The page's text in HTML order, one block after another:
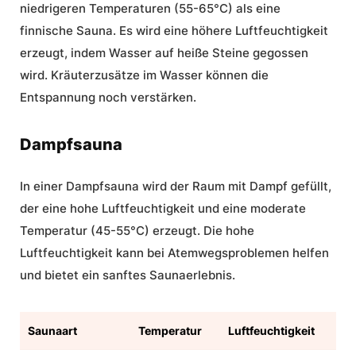
niedrigeren Temperaturen (55-65°C) als eine
finnische Sauna. Es wird eine höhere Luftfeuchtigkeit
erzeugt, indem Wasser auf heiße Steine gegossen
wird. Kräuterzusätze im Wasser können die
Entspannung noch verstärken.
Dampfsauna
In einer Dampfsauna wird der Raum mit Dampf gefüllt,
der eine hohe Luftfeuchtigkeit und eine moderate
Temperatur (45-55°C) erzeugt. Die hohe
Luftfeuchtigkeit kann bei Atemwegsproblemen helfen
und bietet ein sanftes Saunaerlebnis.
Saunaart Temperatur Luftfeuchtigkeit